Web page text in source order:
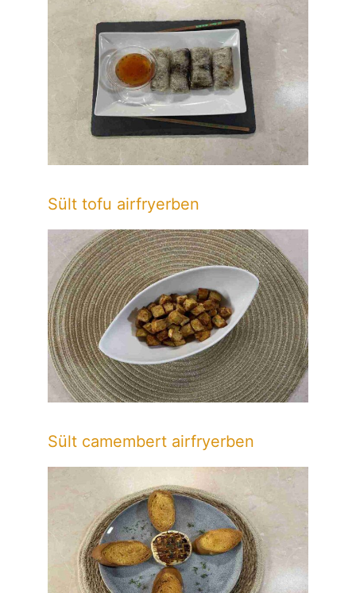
Sült tofu airfryerben
Sült camembert airfryerben